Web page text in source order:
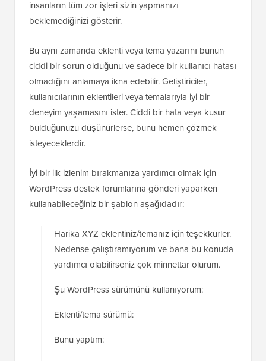
insanların tüm zor işleri sizin yapmanızı
beklemediğinizi gösterir.
Bu aynı zamanda eklenti veya tema yazarını bunun
ciddi bir sorun olduğunu ve sadece bir kullanıcı hatası
olmadığını anlamaya ikna edebilir. Geliştiriciler,
kullanıcılarının eklentileri veya temalarıyla iyi bir
deneyim yaşamasını ister. Ciddi bir hata veya kusur
bulduğunuzu düşünürlerse, bunu hemen çözmek
isteyeceklerdir.
İyi bir ilk izlenim bırakmanıza yardımcı olmak için
WordPress destek forumlarına gönderi yaparken
kullanabileceğiniz bir şablon aşağıdadır:
Harika XYZ eklentiniz/temanız için teşekkürler.
Nedense çalıştıramıyorum ve bana bu konuda
yardımcı olabilirseniz çok minnettar olurum.
Şu WordPress sürümünü kullanıyorum:
Eklenti/tema sürümü:
Bunu yaptım: